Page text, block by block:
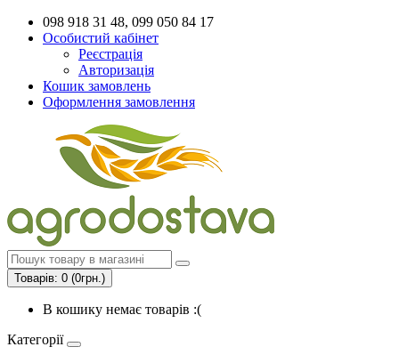
098 918 31 48, 099 050 84 17
Особистий кабінет
Реєстрація
Авторизація
Кошик замовлень
Оформлення замовлення
Товарів: 0 (0грн.)
В кошику немає товарів :(
Категорії